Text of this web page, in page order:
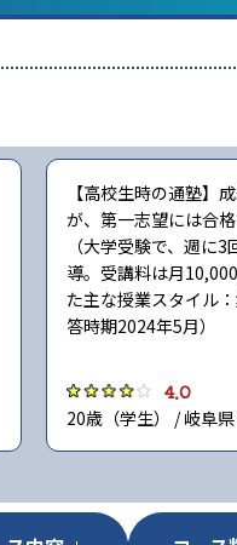
【高校生時の通塾】
が、第一志望には合
（大学受験で、週に
導。受講料は月
た主な授業スタイル
答時期2024年5月）
4.0
20歳（学生） / 岐阜